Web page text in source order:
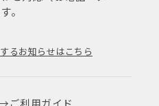
。
るお知らせはこちら